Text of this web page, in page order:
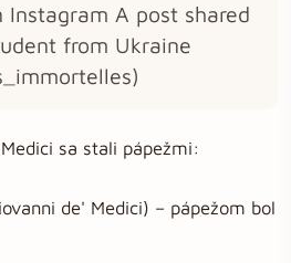
A post shared
from Ukraine
sa stali pápežmi:
de' Medici) – pápežom bol